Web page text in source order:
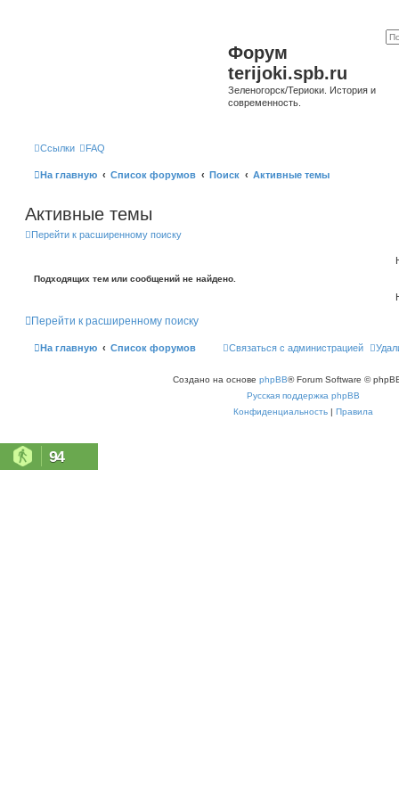
Форум
terijoki.spb.ru
Зеленогорск/Териоки. История и
современность.
Ссылки FAQ
На главную Список форумов Поиск Активные темы
Активные темы
Перейти к расширенному поиску
Подходящих тем или сообщений не найдено.
Перейти к расширенному поиску
На главную Список форумов Связаться с администрацией
Создано на основе phpBB® Forum Software ©
Русская поддержка phpBB
Конфиденциальность | Правила
94